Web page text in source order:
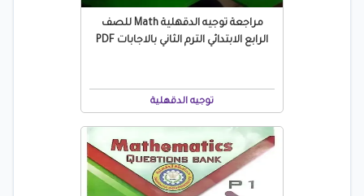
مراجعة توجيه الدقهلية Math للصف
الرابع الابتدائي الترم الثاني بالاجابات PDF
توجيه الدقهلية